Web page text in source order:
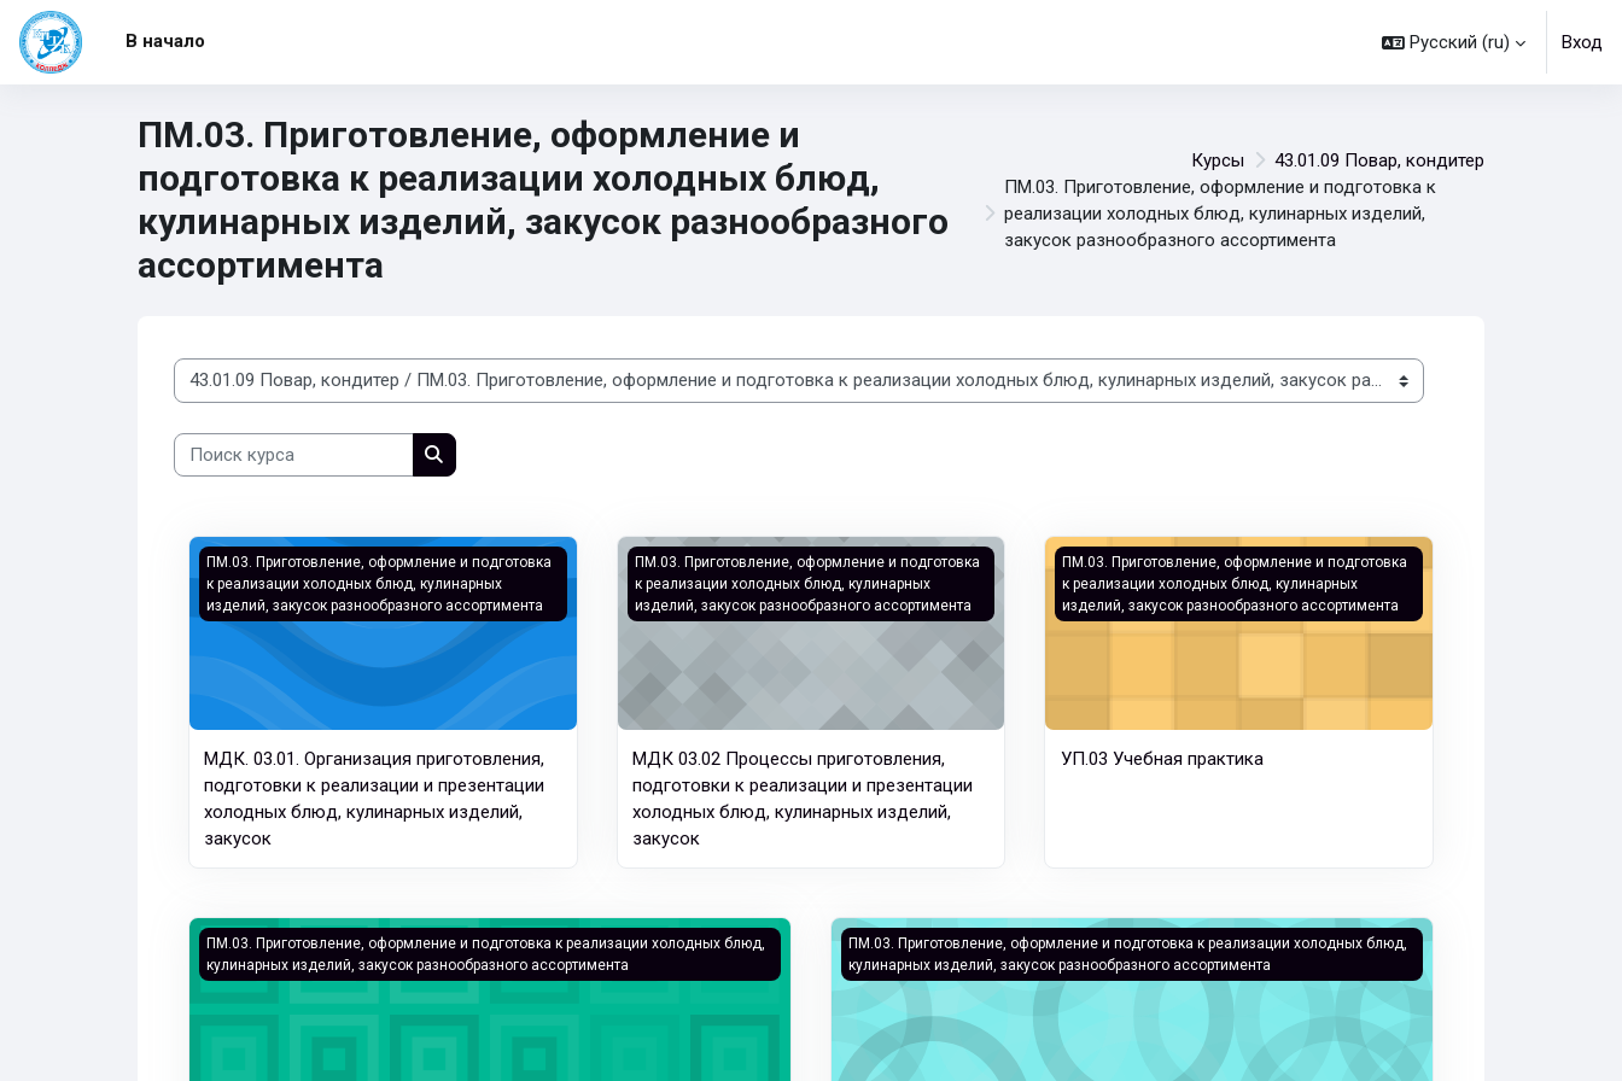
Перейти к основному содержанию
В начало
Русский ‎(ru)‎ Вход
ПМ.03. Приготовление, оформление и
подготовка к реализации холодных блюд,
кулинарных изделий, закусок разнообразного
ассортимента
Курсы
43.01.09 Повар, кондитер
ПМ.03. Приготовление, оформление и подготовка к
реализации холодных блюд, кулинарных изделий,
закусок разнообразного ассортимента
Категории курсов
Поиск курса
Поиск курса
МДК. 03.01. Организация приготовления, подготовки к реализации и презентации холодных блюд, кулинарных изделий, закусок
ПМ.03. Приготовление, оформление и подготовка
к реализации холодных блюд, кулинарных
изделий, закусок разнообразного ассортимента
МДК. 03.01. Организация приготовления,
подготовки к реализации и презентации
холодных блюд, кулинарных изделий,
закусок
МДК 03.02 Процессы приготовления, подготовки к реализации и презентации холодных блюд, кулинарных изделий,
ПМ.03. Приготовление, оформление и подготовка
к реализации холодных блюд, кулинарных
изделий, закусок разнообразного ассортимента
МДК 03.02 Процессы приготовления,
подготовки к реализации и презентации
холодных блюд, кулинарных изделий,
закусок
УП.03 Учебная практика
ПМ.03. Приготовление, оформление и подготовка
к реализации холодных блюд, кулинарных
изделий, закусок разнообразного ассортимента
УП.03 Учебная практика
ПМ. 03 Приготовление, оформление и подготовка к реализации холодных блюд, кулинарных изделий, закусок разнообразного ассортимента
ПМ.03. Приготовление, оформление и подготовка к реализации холодных блюд,
кулинарных изделий, закусок разнообразного ассортимента
МДК. 03.01 Организация приготовления, подготовки к реализации и презентации
ПМ.03. Приготовление, оформление и подготовка к реализации холодных блюд,
кулинарных изделий, закусок разнообразного ассортимента